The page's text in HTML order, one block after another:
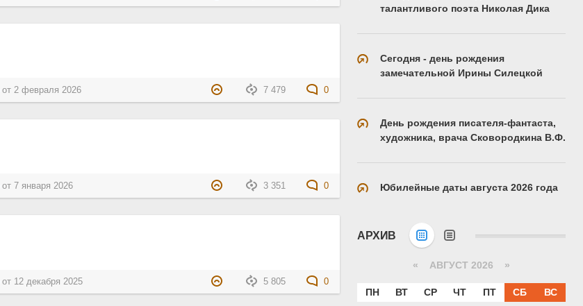
7 479 0
от 2 февраля 2026
3 351 0
от7 января 2026
5 805 0
от 12 декабря 2025
талантливого поэта Николая Дика
Сегодня - день рождения
замечательной Ирины Силецкой
День рождения писателя-фантаста,
художника, врача Сковородкина В.Ф.
Юбилейные даты августа 2026 года
АРХИВ
« АВГУСТ 2026 »
ПН ВТ СР ЧТ ПТ СБ
ВС